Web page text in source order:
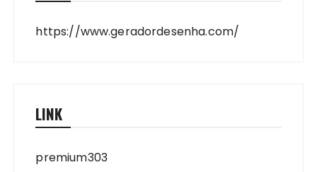
https://www.geradordesenha.com/
LINK
premium303